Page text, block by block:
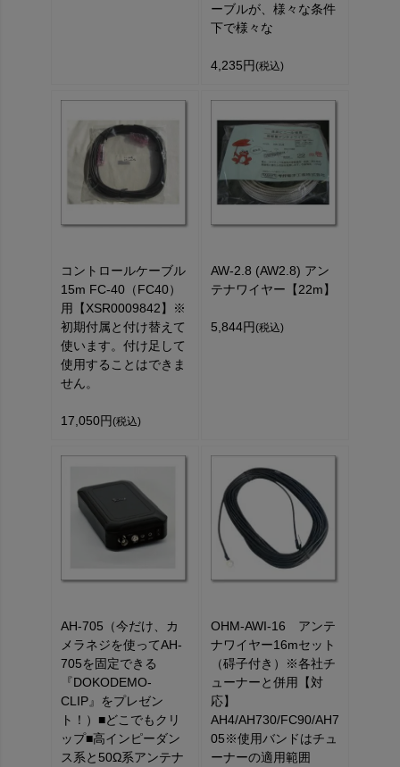
ーブルが、様々な条件
下で様々な
4,235円 (税込)
コントロールケーブル
15m FC-40（FC40）
用【XSR0009842】※
初期付属と付け替えて
使います。付け足して
使用することはできま
せん。
17,050円 (税込)
AW-2.8 (AW2.8) アン
テナワイヤー【22m】
5,844円 (税込)
AH-705（今だけ、カ
メラネジを使ってAH-
705を固定できる
『DOKODEMO-
CLIP』をプレゼン
ト！）■どこでもクリ
ップ■高インピーダン
ス系と50Ω系アンテナ
OHM-AWI-16 アンテ
ナワイヤー16mセット
（碍子付き）※各社チ
ューナーと併用【対
応】
AH4/AH730/FC90/AH7
05※使用バンドはチュ
ーナーの適用範囲